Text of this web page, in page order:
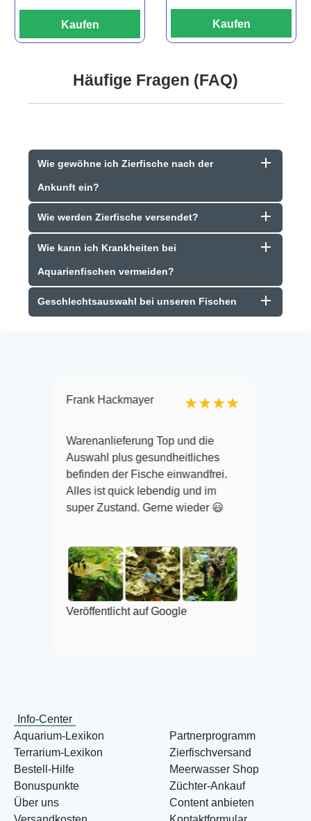
Kaufen Kaufen
Häufige Fragen (FAQ)
Wie gewöhne ich Zierfische nach der
Ankunft ein?
Wie werden Zierfische versendet?
Wie kann ich Krankheiten bei
Aquarienfischen vermeiden?
Geschlechtsauswahl bei unseren Fischen
Frank Hackmayer ★★★★
Warenanlieferung Top und die
Auswahl plus gesundheitliches
befinden der Fische einwandfrei.
Alles ist quick lebendig und im
super Zustand. Gerne wieder 😃
Veröffentlicht auf Google
Info-Center
Aquarium-Lexikon
Terrarium-Lexikon
Bestell-Hilfe
Bonuspunkte
Über uns
Partnerprogramm
Zierfischversand
Meerwasser Shop
Züchter-Ankauf
Content anbieten